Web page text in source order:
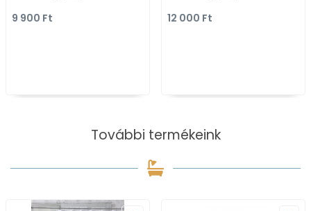
Szürke, levélmintás
9 900 Ft
Szürke, levélmintás
12 000 Ft
További termékeink